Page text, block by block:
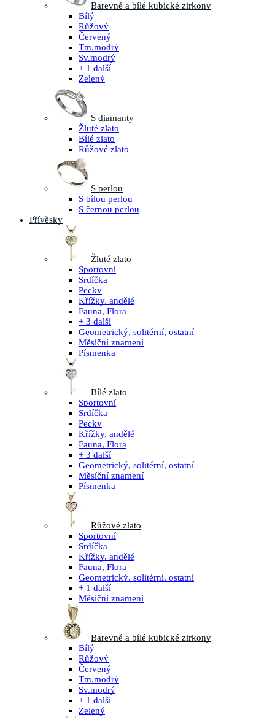
Barevné a bílé kubické zirkony
Bílý
Růžový
Červený
Tm.modrý
Sv.modrý
+ 1 další
Zelený
S diamanty
Žluté zlato
Bílé zlato
Růžové zlato
S perlou
S bílou perlou
S černou perlou
Přívěsky
Žluté zlato
Sportovní
Srdíčka
Pecky
Křížky, andělé
Fauna, Flora
+ 3 další
Geometrický, solitérní, ostatní
Měsíční znamení
Písmenka
Bílé zlato
Sportovní
Srdíčka
Pecky
Křížky, andělé
Fauna, Flora
+ 3 další
Geometrický, solitérní, ostatní
Měsíční znamení
Písmenka
Růžové zlato
Sportovní
Srdíčka
Křížky, andělé
Fauna, Flora
Geometrický, solitérní, ostatní
+ 1 další
Měsíční znamení
Barevné a bílé kubické zirkony
Bílý
Růžový
Červený
Tm.modrý
Sv.modrý
+ 1 další
Zelený